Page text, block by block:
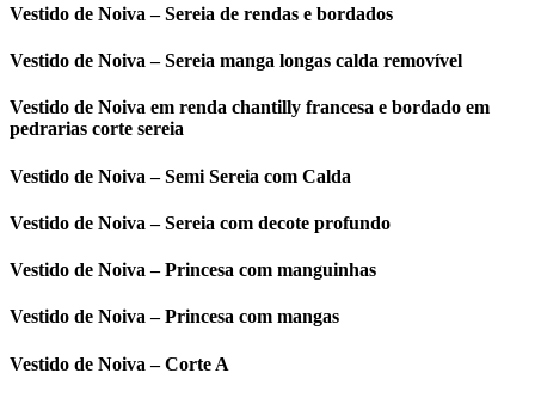
Vestido de Noiva – Sereia de rendas e bordados
Vestido de Noiva – Sereia manga longas calda removível
Vestido de Noiva em renda chantilly francesa e bordado em
pedrarias corte sereia
Vestido de Noiva – Semi Sereia com Calda
Vestido de Noiva – Sereia com decote profundo
Vestido de Noiva – Princesa com manguinhas
Vestido de Noiva – Princesa com mangas
Vestido de Noiva – Corte A